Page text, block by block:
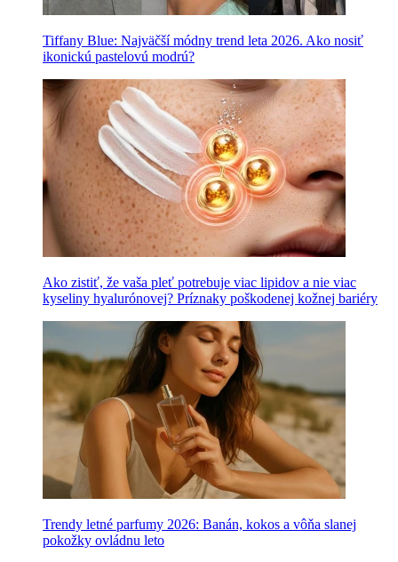
Tiffany Blue: Najväčší módny trend leta 2026. Ako nosiť
ikonickú pastelovú modrú?
Ako zistiť, že vaša pleť potrebuje viac lipidov a nie viac
kyseliny hyalurónovej? Príznaky poškodenej kožnej bariéry
Trendy letné parfumy 2026: Banán, kokos a vôňa slanej
pokožky ovládnu leto